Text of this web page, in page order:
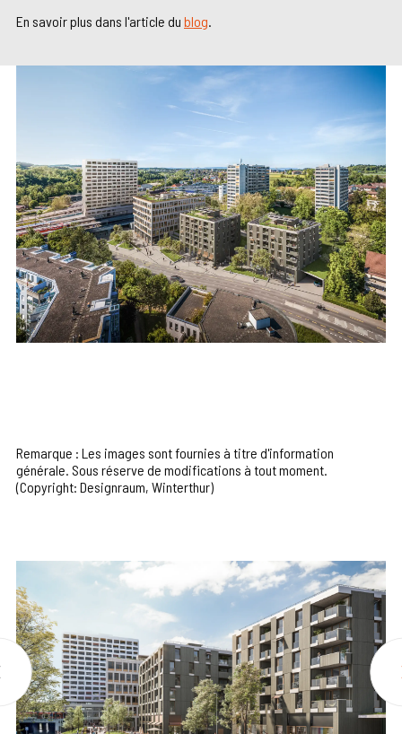
En savoir plus dans l'article du blog.
Remarque : Les images sont fournies à titre d'information
générale. Sous réserve de modifications à tout moment.
(Copyright: Designraum, Winterthur)